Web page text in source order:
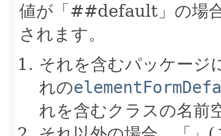
値が「##default」の場
されます。
それを含むパッケージ
れの
れを含むクラスの名前